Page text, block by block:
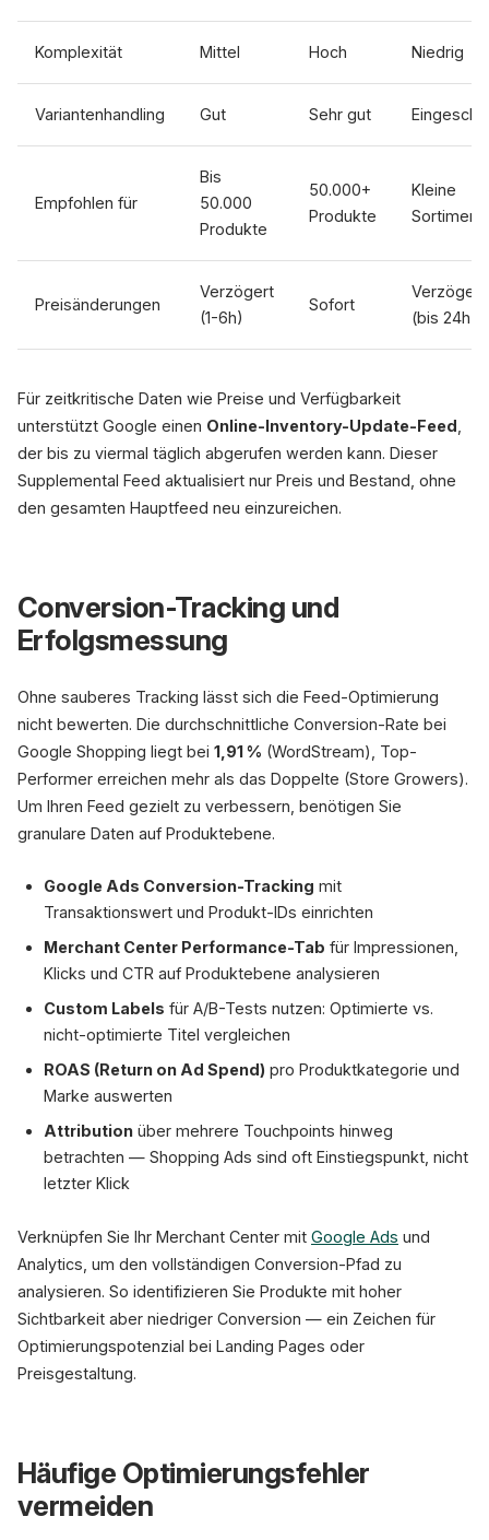
Komplexität Mittel Hoch Niedrig
Variantenhandling Gut Sehr gut
Empfohlen für
Bis
50.000
Produkte
50.000+
Produkte
Kleine
Preisänderungen
Verzögert
(1-6h)
Sofort
Verzögert
(bis 24h)
Für zeitkritische Daten wie Preise und Verfügbarkeit
unterstützt Google einen Online-Inventory-Update-Feed
der bis zu viermal täglich abgerufen werden kann. Dieser
Supplemental Feed aktualisiert nur Preis und Bestand, ohne
den gesamten Hauptfeed neu einzureichen.
Conversion-Tracking und
Erfolgsmessung
Ohne sauberes Tracking lässt sich die Feed-Optimierung
nicht bewerten. Die durchschnittliche Conversion-Rate bei
Google Shopping liegt bei 1,91 % (WordStream), Top-
Performer erreichen mehr als das Doppelte (Store Growers).
Um Ihren Feed gezielt zu verbessern, benötigen Sie
granulare Daten auf Produktebene.
Google Ads Conversion-Tracking mit
Transaktionswert und Produkt-IDs einrichten
Merchant Center Performance-Tab für Impressionen,
Klicks und CTR auf Produktebene analysieren
Custom Labels für A/B-Tests nutzen: Optimierte vs.
nicht-optimierte Titel vergleichen
ROAS (Return on Ad Spend) pro Produktkategorie und
Marke auswerten
Attribution über mehrere Touchpoints hinweg
betrachten — Shopping Ads sind oft Einstiegspunkt, nicht
letzter Klick
Verknüpfen Sie Ihr Merchant Center mit Google Ads und
Analytics, um den vollständigen Conversion-Pfad zu
analysieren. So identifizieren Sie Produkte mit hoher
Sichtbarkeit aber niedriger Conversion — ein Zeichen für
Optimierungspotenzial bei Landing Pages oder
Preisgestaltung.
Häufige Optimierungsfehler
vermeiden